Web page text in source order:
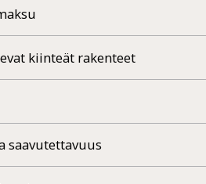
kiinteät rakenteet
saavutettavuus